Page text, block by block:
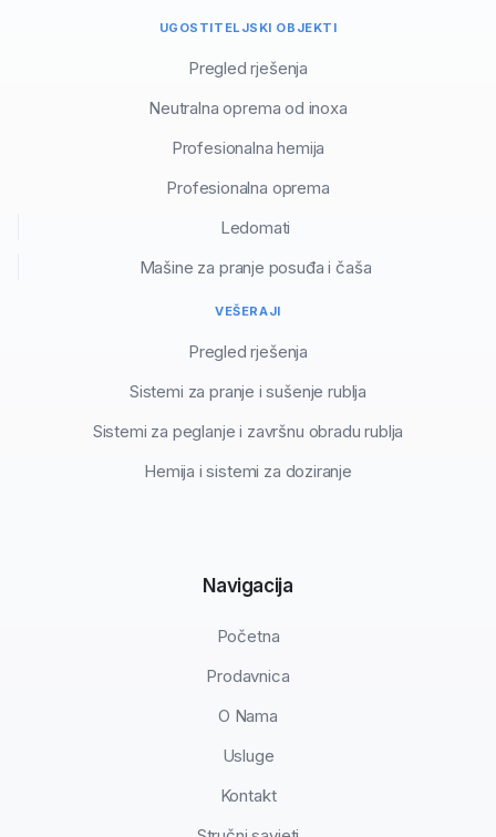
UGOSTITELJSKI OBJEKTI
Pregled rješenja
Neutralna oprema od inoxa
Profesionalna hemija
Profesionalna oprema
Ledomati
Mašine za pranje posuđa i čaša
VEŠERAJI
Pregled rješenja
Sistemi za pranje i sušenje rublja
Sistemi za peglanje i završnu obradu rublja
Hemija i sistemi za doziranje
Navigacija
Početna
Prodavnica
O Nama
Usluge
Kontakt